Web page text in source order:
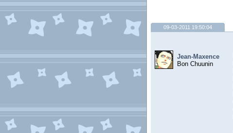
09-03-2011 19:50:04
Jean-Maxence
Bon Chuunin